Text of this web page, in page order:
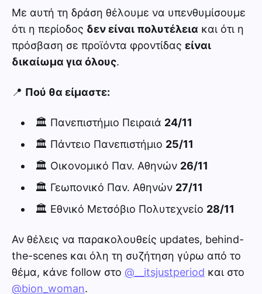
Με αυτή τη δράση θέλουμε να υπενθυμίσουμε
ότι η περίοδος δεν είναι πολυτέλεια και ότι η
πρόσβαση σε προϊόντα φροντίδας είναι
δικαίωμα για όλους.
📍 Πού θα είμαστε:
🏛️ Πανεπιστήμιο Πειραιά 24/11
🏛️ Πάντειο Πανεπιστήμιο 25/11
🏛️ Οικονομικό Παν. Αθηνών 26/11
🏛️ Γεωπονικό Παν. Αθηνών 27/11
🏛️ Εθνικό Μετσόβιο Πολυτεχνείο 28/11
Αν θέλεις να παρακολουθείς updates, behind-
the-scenes και όλη τη συζήτηση γύρω από το
θέμα, κάνε follow στο @__itsjustperiod και στο
@bion_woman.